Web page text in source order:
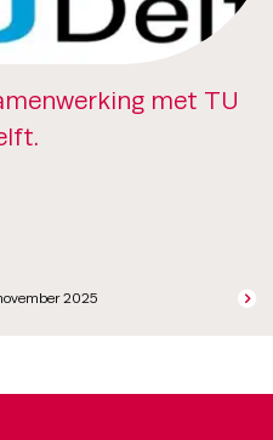
met TU
2025